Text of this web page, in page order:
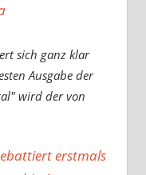
sich ganz klar
Ausgabe der
wird der von
erstmals